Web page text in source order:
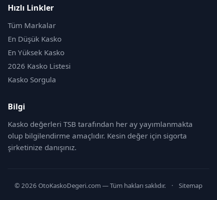
Hızlı Linkler
Tüm Markalar
En Düşük Kasko
En Yüksek Kasko
2026 Kasko Listesi
Kasko Sorgula
Bilgi
Kasko değerleri TSB tarafından her ay yayımlanmakta
olup bilgilendirme amaçlıdır. Kesin değer için sigorta
şirketinize danışınız.
© 2026 OtoKaskoDegeri.com — Tüm hakları saklıdır. · Sitemap